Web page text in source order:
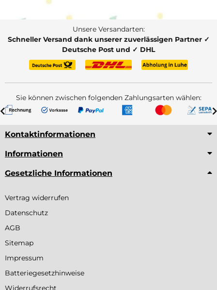
Unsere Versandarten:
Schneller Versand dank unserer zuverlässigen Partner ✓
Deutsche Post und ✓ DHL
Sie können zwischen folgenden Zahlungsarten wählen:
Kontaktinformationen
Informationen
Gesetzliche Informationen
Vertrag widerrufen
Datenschutz
AGB
Sitemap
Impressum
Batteriegesetzhinweise
Widerrufsrecht